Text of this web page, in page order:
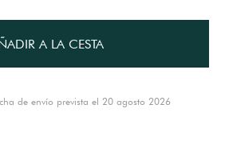
A LA CESTA
de envío prevista el 20 agosto 2026